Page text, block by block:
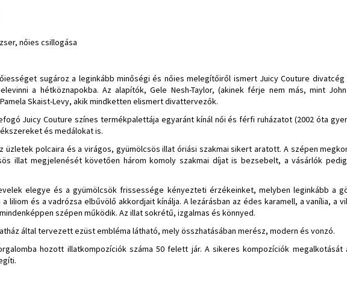
nőies csillogása
sugároz a leginkább minőségi és nőies melegítőiről ismert Juicy Couture
a hétköznapokba. Az alapítók, Gele Nesh-Taylor, (akinek férje nem más, mint
Skaist-Levy, akik mindketten elismert divattervezők.
Juicy Couture színes termékpalettája egyaránt kínál női és férfi ruházatot (2002 óta
és medálokat is.
üzletek polcaira és a virágos, gyümölcsös illat óriási szakmai sikert aratott. A szépen
illat megjelenését követően három komoly szakmai díjat is bezsebelt, a vásárlók
elegye és a gyümölcsök frissessége kényezteti érzékeinket, melyben leginkább a
liliom és a vadrózsa elbűvölő akkordjait kínálja. A lezárásban az édes karamell, a vanília, a
szépen működik. Az illat sokrétű, izgalmas és könnyed.
által tervezett ezüst embléma látható, mely összhatásában merész, modern és vonzó.
hozott illatkompozíciók száma 50 felett jár. A sikeres kompozíciók megalkotását